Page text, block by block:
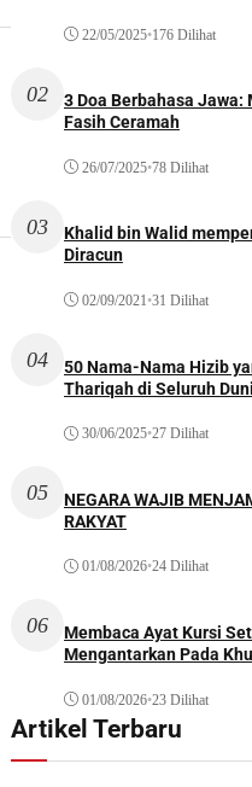
22/05/2025•176 Dilihat
02
3 Doa Berbahasa Jawa:
Fasih Ceramah
26/07/2025•78 Dilihat
03
Khalid bin Walid
Diracun
02/09/2021•31 Dilihat
04
50 Nama-Nama Hizib
Thariqah di Seluruh
30/06/2025•27 Dilihat
05
NEGARA WAJIB
RAKYAT
01/08/2026•24 Dilihat
06
Membaca Ayat Kursi
Mengantarkan Pada
01/08/2026•23 Dilihat
Artikel Terbaru